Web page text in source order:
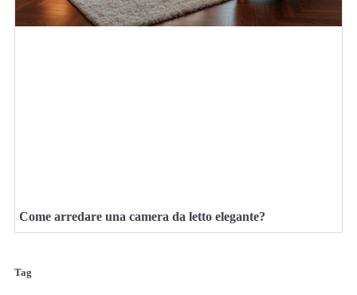
Come arredare una camera da letto elegante?
Tag